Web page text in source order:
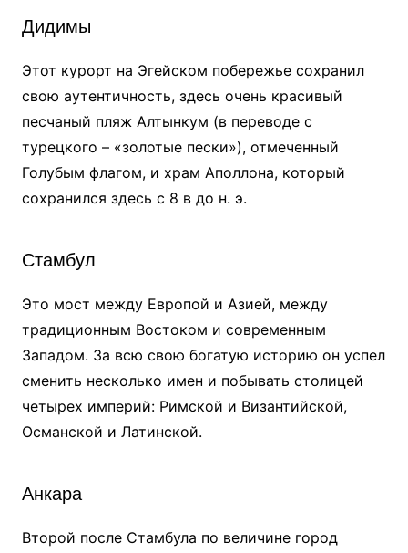
Дидимы
Этот курорт на Эгейском побережье сохранил
свою аутентичность, здесь очень красивый
песчаный пляж Алтынкум (в переводе с
турецкого – «золотые пески»), отмеченный
Голубым флагом, и храм Аполлона, который
сохранился здесь с 8 в до н. э.
Стамбул
Это мост между Европой и Азией, между
традиционным Востоком и современным
Западом. За всю свою богатую историю он успел
сменить несколько имен и побывать столицей
четырех империй: Римской и Византийской,
Османской и Латинской.
Анкара
Второй после Стамбула по величине город